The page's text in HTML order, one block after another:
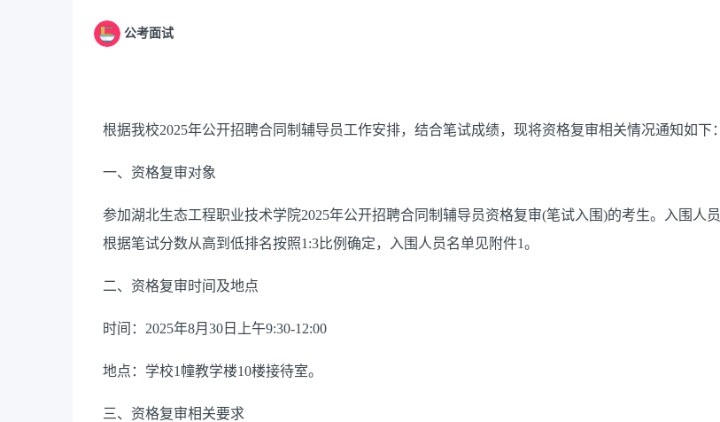
公考面试
根据我校2025年公开招聘合同制辅导员工作安排，结合笔试成绩，现将资格复审相关情况通知如下：
一、 资格复审对象
参加湖北生态工程职业技术学院2025年公开招聘合同制辅导员资格复审(笔试入围)的考生。入围人员
根据笔试分数从高到低排名按照1:3比例确定， 入围人员名单见附件1。
二、资格复审时间及地点
时间： 2025年8月30日 上午9:30-12:00
地点：学校1幢教学楼10楼接待室。
三、资格复审相关要求